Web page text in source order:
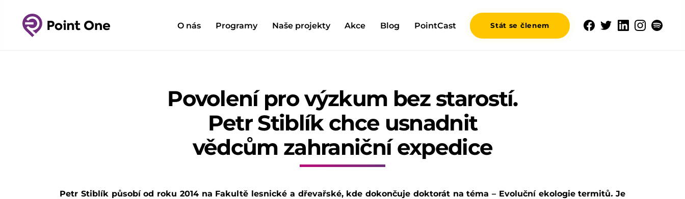
O nás Programy Naše projekty Akce Blog PointCast Stát se členem
Povolení pro výzkum bez starostí.
Petr Stiblík chce usnadnit
vědcům zahraniční expedice
Petr Stiblík působí od roku 2014 na Fakultě lesnické a dřevařské, kde dokončuje doktorát na téma – Evoluční ekologie termitů. Je